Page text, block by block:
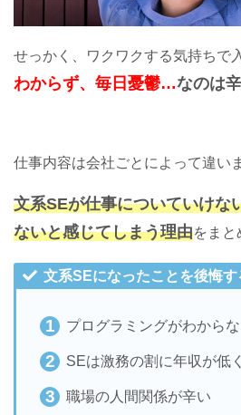
紹
現状を伝えて無料で
せっかく、ワクワクする気持ちで
わからず、毎日憂鬱…なのは
仕事内容は会社ごとによって違い
文系SEが仕事についていけな
ないと感じてしまう理由をまと
文系SEになったことを後悔す
プログラミングがわから
SEは激務の割に年収が低
職場の人間関係が辛い